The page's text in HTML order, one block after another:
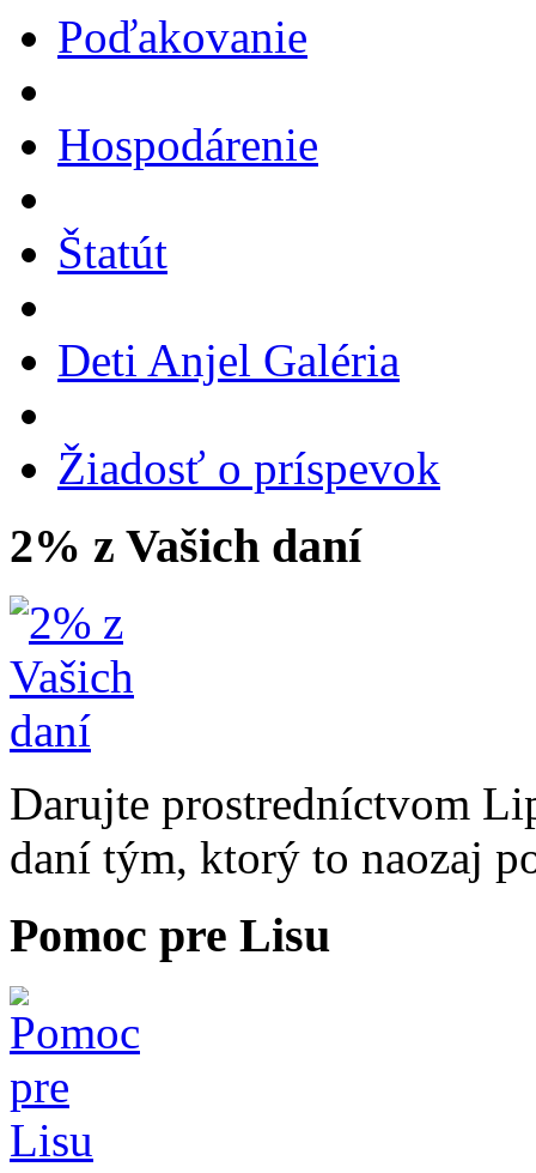
Poďakovanie
Hospodárenie
Štatút
Deti Anjel Galéria
Žiadosť o príspevok
2% z Vašich daní
Darujte prostredníctvom
daní tým, ktorý to naozaj
Pomoc pre Lisu